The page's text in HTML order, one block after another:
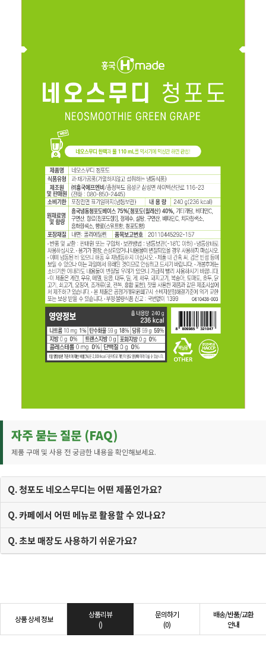
자주 묻는 질문 (FAQ)
제품 구매 및 사용 전 궁금한 내용을 확인해보세요.
Q. 청포도 네오스무디는 어떤 제품인가요?
Q. 카페에서 어떤 메뉴로 활용할 수 있나요?
Q. 초보 매장도 사용하기 쉬운가요?
상품 상세 정보
상품리뷰
()
문의하기
(0)
배송/반품/교환
안내